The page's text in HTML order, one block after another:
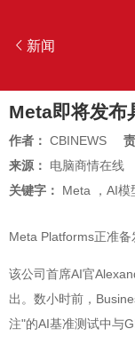
新闻
Meta即将发布
作者： CBINEWS
来源： 电脑商情在线
关键字： Meta ， AI模
Meta Platforms正准备
该公司首席AI官
出。数小时前，
注"的AI基准测试中与